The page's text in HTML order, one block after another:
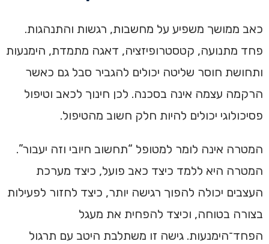
כאב ממושך משפיע על מחשבות, רגשות והתנהגות.
פחד מתנועה, קטסטרופיזציה, דאגה מתמדת, הימנעות
ותחושת חוסר שליטה יכולים להגביר סבל גם כאשר
הרקמה עצמה אינה בסכנה. לכן חינוך לכאב וטיפול
פסיכולוגי יכולים להיות חלק חשוב מהטיפול.
המטרה אינה לומר למטופל “תחשוב חיובי וזה יעבור”.
המטרה היא ללמד כיצד כאב פועל, כיצד מערכת
העצבים יכולה להפוך רגישה יותר, כיצד לחזור לפעילות
בצורה בטוחה, וכיצד להפחית את מעגל
הפחד־הימנעות. גישה זו משתלבת היטב עם תרגול